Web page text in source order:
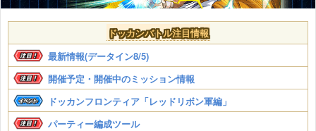
ドッカンバトル注目情報
最新情報(データイン8/5)
開催予定・開催中のミッション情報
ドッカンフロンティア「レッドリボン軍編」
パーティー編成ツール